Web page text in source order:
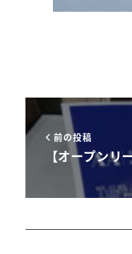
前の投稿
【オープン